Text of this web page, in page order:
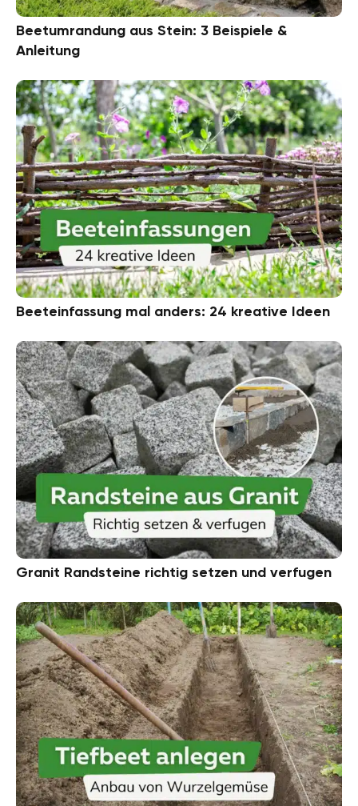
Beetumrandung aus Stein: 3 Beispiele &
Anleitung
Beeteinfassung mal anders: 24 kreative Ideen
Granit Randsteine richtig setzen und verfugen